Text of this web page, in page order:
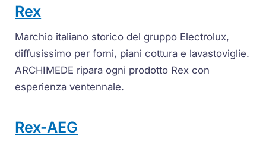
Rex
Marchio italiano storico del gruppo Electrolux,
diffusissimo per forni, piani cottura e lavastoviglie.
ARCHIMEDE ripara ogni prodotto Rex con
esperienza ventennale.
Rex-AEG